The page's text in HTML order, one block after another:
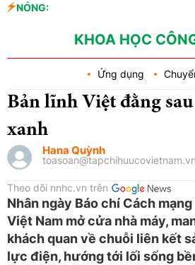
NÓNG:
KHOA HỌC
Ứng dụng
Bản lĩnh Việt đằng
xanh
Hana Quỳnh
toasoan@tapchihuucovietnam.vn
Theo dõi nnhc.vn trên
Nhân ngày Báo chí Cách
Việt Nam mở cửa nhà máy,
khách quan về chuỗi liên kết
lực điện, hướng tới lối sống